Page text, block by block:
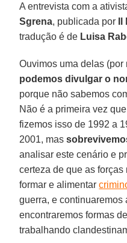
A entrevista com a
Sgrena, publicada por
tradução é de Luisa
Ouvimos uma delas
podemos divulgar o
porque não sabemos
Não é a primeira vez
fizemos isso de 1992 a
2001, mas
analisar este cenário e
certeza de que as
formar e alimentar
guerra, e continuaremos
encontraremos formas
trabalhando